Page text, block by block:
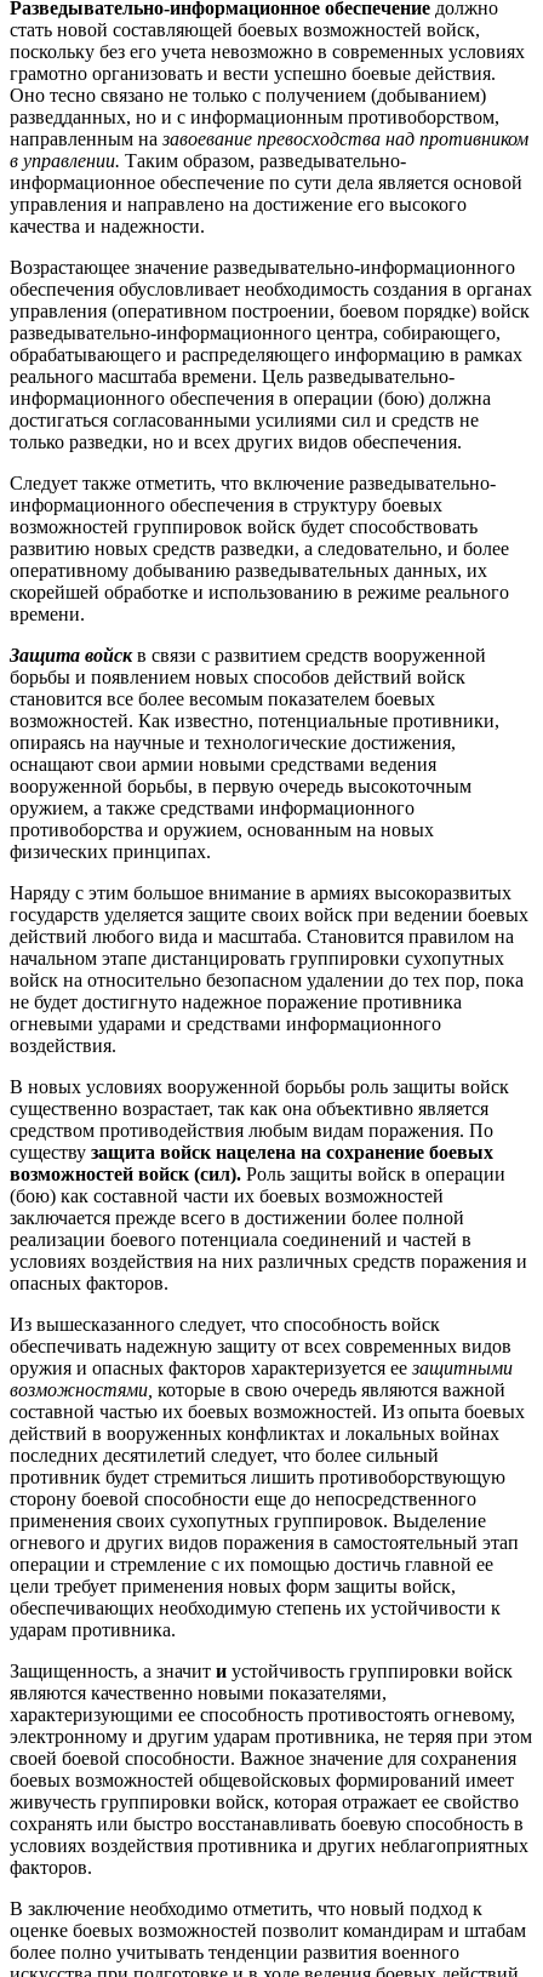
Разведывательно-информационное обеспечение должно
стать новой составляющей боевых возможностей войск,
поскольку без его учета невозможно в современных условиях
грамотно организовать и вести успешно боевые действия.
Оно тесно связано не только с получением (добыванием)
разведданных, но и с информационным противоборством,
направленным назавоевание превосходства над противником
в управлении. Таким образом, разведывательно-
информационное обеспечение по сути дела является основой
управления и направлено на достижение его высокого
качества и надежности.
Возрастающее значение разведывательно-информационного
обеспечения обусловливает необходимость создания в органах
управления (оперативном построении, боевом порядке) войск
разведывательно-информационного центра, собирающего,
обрабатывающего и распределяющего информацию в рамках
реального масштаба времени. Цель разведывательно-
информационного обеспечения в операции (бою) должна
достигаться согласованными усилиями сил и средств не
только разведки, но и всех других видов обеспечения.
Следует также отметить, что включение разведывательно-
информационного обеспечения в структуру боевых
возможностей группировок войск будет способствовать
развитию новых средств разведки, а следовательно, и более
оперативному добыванию разведывательных данных, их
скорейшей обработке и использованию в режиме реального
времени.
Защита войск в связи с развитием средств вооруженной
борьбы и появлением новых способов действий войск
становится все более весомым показателем боевых
возможностей. Как известно, потенциальные противники,
опираясь на научные и технологические достижения,
оснащают свои армии новыми средствами ведения
вооруженной борьбы, в первую очередь высокоточным
оружием, а также средствами информационного
противоборства и оружием, основанным на новых
физических принципах.
Наряду с этим большое внимание в армиях высокоразвитых
государств уделяется защите своих войск при ведении боевых
действий любого вида и масштаба. Становится правилом на
начальном этапе дистанцировать группировки сухопутных
войск на относительно безопасном удалении до тех пор, пока
не будет достигнуто надежное поражение противника
огневыми ударами и средствами информационного
воздействия.
В новых условиях вооруженной борьбы роль защиты войск
существенно возрастает, так как она объективно является
средством противодействия любым видам поражения. По
существу защита войск нацелена на сохранение боевых
возможностей войск (сил). Роль защиты войск в операции
(бою) как составной части их боевых возможностей
заключается прежде всего в достижении более полной
реализации боевого потенциала соединений и частей в
условиях воздействия на них различных средств поражения и
опасных факторов.
Из вышесказанного следует, что способность войск
обеспечивать надежную защиту от всех современных видов
оружия и опасных факторов характеризуется еезащитными
возможностями, которые в свою очередь являются важной
составной частью их боевых возможностей. Из опыта боевых
действий в вооруженных конфликтах и локальных войнах
последних десятилетий следует, что более сильный
противник будет стремиться лишить противоборствующую
сторону боевой способности еще до непосредственного
применения своих сухопутных группировок. Выделение
огневого и других видов поражения в самостоятельный этап
операции и стремление с их помощью достичь главной ее
цели требует применения новых форм защиты войск,
обеспечивающих необходимую степень их устойчивости к
ударам противника.
Защищенность, а значит и устойчивость группировки войск
являются качественно новыми показателями,
характеризующими ее способность противостоять огневому,
электронному и другим ударам противника, не теряя при этом
своей боевой способности. Важное значение для сохранения
боевых возможностей общевойсковых формирований имеет
живучесть группировки войск, которая отражает ее свойство
сохранять или быстро восстанавливать боевую способность в
условиях воздействия противника и других неблагоприятных
факторов.
В заключение необходимо отметить, что новый подход к
оценке боевых возможностей позволит командирам и штабам
более полно учитывать тенденции развития военного